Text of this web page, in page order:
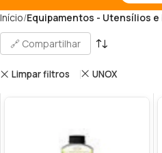
Início Equipamentos - Utensílios e
🔗 Compartilhar
Limpar filtros UNOX